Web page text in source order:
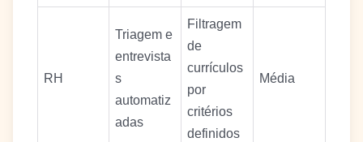
RH
Triagem e
entrevista
s
automatiz
adas
Filtragem
de
currículos
por
critérios
definidos
Média